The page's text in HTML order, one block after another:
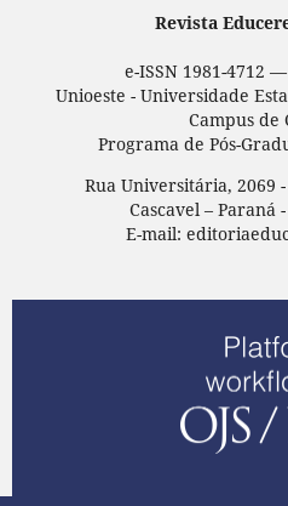
Revista
e-ISSN 1981-4712
Unioeste - Universidade
Campus de
Programa de Pós-
Rua Universitária, 2069
Cascavel – Paraná
E-mail: